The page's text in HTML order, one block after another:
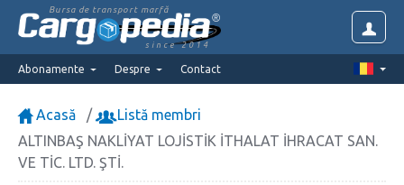
Bursa de transport marfă
since 2014
Abonamente Despre Contact
Acasă
Listă membri
ALTINBAŞ NAKLİYAT LOJİSTİK İTHALAT İHRACAT SAN.
VE TİC. LTD. ŞTİ.